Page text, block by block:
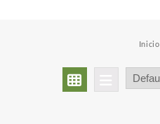
Inicio